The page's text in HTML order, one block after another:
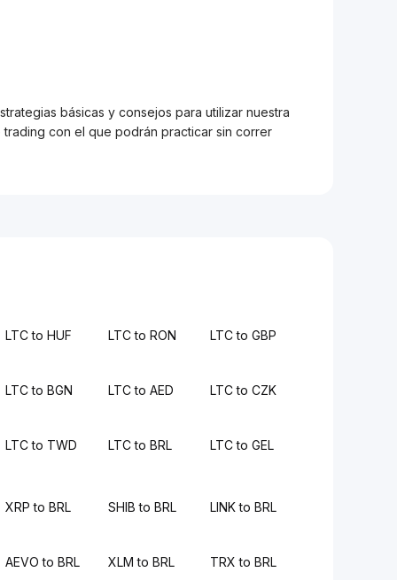
básicas y consejos para utilizar nuestra
con el que podrán practicar sin correr
LTC to HUF LTC to RON LTC to GBP
LTC to BGN LTC to AED LTC to CZK
LTC to TWD LTC to BRL LTC to GEL
XRP to BRL SHIB to BRL LINK to BRL
AEVO to BRL XLM to BRL TRX to BRL